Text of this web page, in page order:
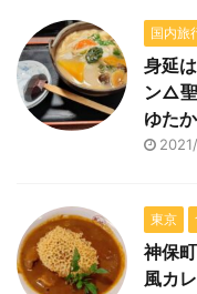
国内旅
身延
ン△
ゆたか
東京
神保
風カ